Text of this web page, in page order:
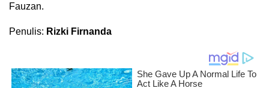
Fauzan.
Penulis: Rizki Firnanda